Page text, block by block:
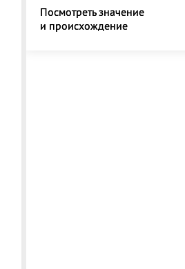
Посмотреть значение
и происхождение